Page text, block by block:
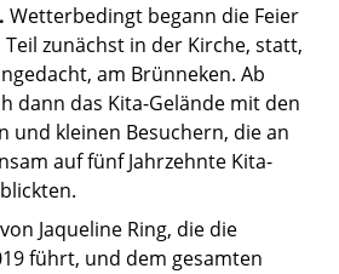
Wetterbedingt begann die Feier
zunächst in der Kirche, statt,
am Brünneken. Ab
dann das Kita-Gelände mit den
und kleinen Besuchern, die an
auf fünf Jahrzehnte Kita-
Jaqueline Ring, die die
führt, und dem gesamten